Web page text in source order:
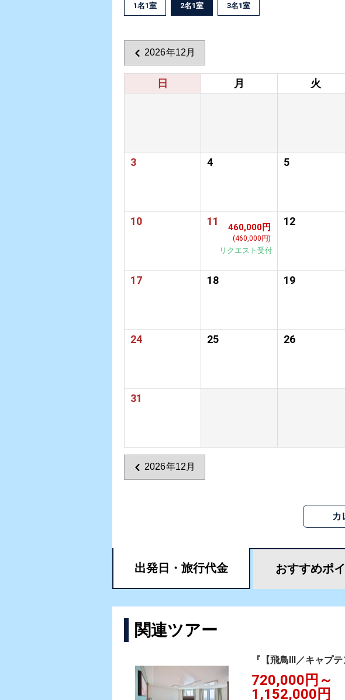
1名1室 2名1室 3名1室
2026年12月
日 月 火
3 4 5
10 11 460,000円
(460,000円)
リクエスト受付
12
17 18 19
24 25 26
31
2026年12月
カ
出発日・ 旅行代金 おすすめポ
関連ツアー
『【飛鳥III／キャプ
720,000円～
1,152,000円